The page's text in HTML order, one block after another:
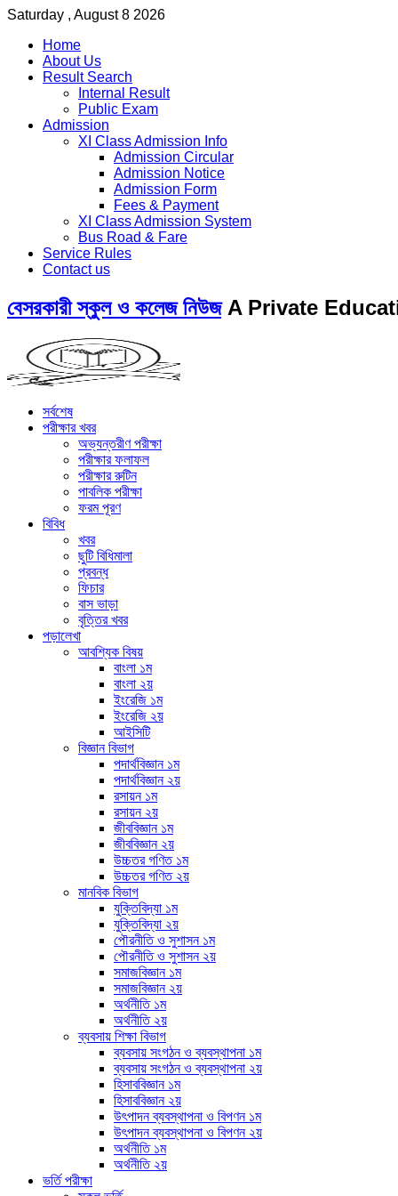
Saturday , August 8 2026
Home
About Us
Result Search
Internal Result
Public Exam
Admission
XI Class Admission Info
Admission Circular
Admission Notice
Admission Form
Fees & Payment
XI Class Admission System
Bus Road & Fare
Service Rules
Contact us
বেসরকারী স্কুল ও কলেজ নিউজ A Private
সর্বশেষ
পরীক্ষার খবর
অভ্যন্তরীণ পরীক্ষা
পরীক্ষার ফলাফল
পরীক্ষার রুটিন
পাবলিক পরীক্ষা
ফরম পূরণ
বিবিধ
খবর
ছুটি বিধিমালা
প্রবন্ধ
ফিচার
বাস ভাড়া
বৃত্তির খবর
পড়ালেখা
আবশ্যিক বিষয়
বাংলা ১ম
বাংলা ২য়
ইংরেজি ১ম
ইংরেজি ২য়
আইসিটি
বিজ্ঞান বিভাগ
পদার্থবিজ্ঞান ১ম
পদার্থবিজ্ঞান ২য়
রসায়ন ১ম
রসায়ন ২য়
জীববিজ্ঞান ১ম
জীববিজ্ঞান ২য়
উচ্চতর গণিত ১ম
উচ্চতর গণিত ২য়
মানবিক বিভাগ
যুক্তিবিদ্যা ১ম
যুক্তিবিদ্যা ২য়
পৌরনীতি ও সুশাসন ১ম
পৌরনীতি ও সুশাসন ২য়
সমাজবিজ্ঞান ১ম
সমাজবিজ্ঞান ২য়
অর্থনীতি ১ম
অর্থনীতি ২য়
ব্যবসায় শিক্ষা বিভাগ
ব্যবসায় সংগঠন ও ব্যবস্থাপনা ১ম
ব্যবসায় সংগঠন ও ব্যবস্থাপনা ২য়
হিসাববিজ্ঞান ১ম
হিসাববিজ্ঞান ২য়
উৎপাদন ব্যবস্থাপনা ও বিপণন ১ম
উৎপাদন ব্যবস্থাপনা ও বিপণন ২য়
অর্থনীতি ১ম
অর্থনীতি ২য়
ভর্তি পরীক্ষা